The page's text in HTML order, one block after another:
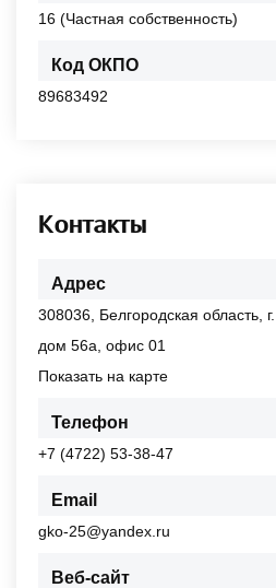
16 (Частная собственность)
Код ОКПО
89683492
Контакты
Адрес
308036, Белгородская область,
дом 56а, офис 01
Показать на карте
Телефон
+7 (4722) 53-38-47
Email
gko-25@yandex.ru
Веб-сайт